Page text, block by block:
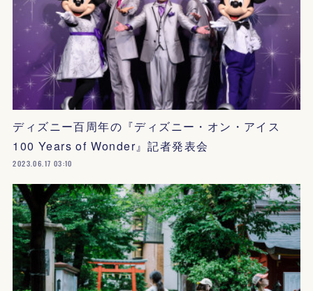
ディズニー百周年の『ディズニー・オン・アイス
100 Years of Wonder』記者発表会
2023.06.17 03:10